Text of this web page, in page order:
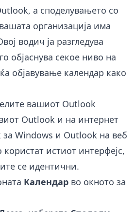
а споделувањето со
организација има
водич ја разгледува
објаснува секое ниво на
објавување календар како
вашиот Outlook
Outlook и на интернет
Windows и Outlook на веб
истиот интерфејс,
се идентични.
Календар во окното за